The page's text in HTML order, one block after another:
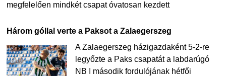
megfelelően mindkét csapat óvatosan kezdett
Három góllal verte a Paksot a Zalaegerszeg
A Zalaegerszeg házigazdaként 5-2-re
legyőzte a Paks csapatát a labdarúgó
NB I második fordulójának hétfői